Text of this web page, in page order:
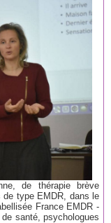
de thérapie brève
de type EMDR, dans le
France EMDR -
santé, psychologues